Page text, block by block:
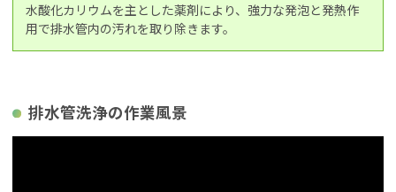
水酸化カリウムを主とした薬剤により、強力な発泡と発熱作
用で排水管内の汚れを取り除きます。
排水管洗浄の作業風景